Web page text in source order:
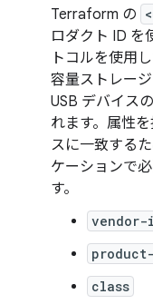
Terraform の
ロダクト ID を
トコルを使用
容量ストレー
USB デバイス
れます。属性
スに一致する
ケーションで
す。
vendor-
class